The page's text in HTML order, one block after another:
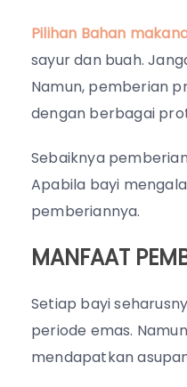
Pilihan Bahan
sayur dan buah.
Namun, pemberian
dengan berbagai
Sebaiknya
Apabila bayi
pemberiannya.
MANFAAT
Setiap bayi
periode emas.
mendapatkan